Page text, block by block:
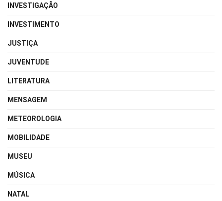
INVESTIGAÇÃO
INVESTIMENTO
JUSTIÇA
JUVENTUDE
LITERATURA
MENSAGEM
METEOROLOGIA
MOBILIDADE
MUSEU
MÚSICA
NATAL